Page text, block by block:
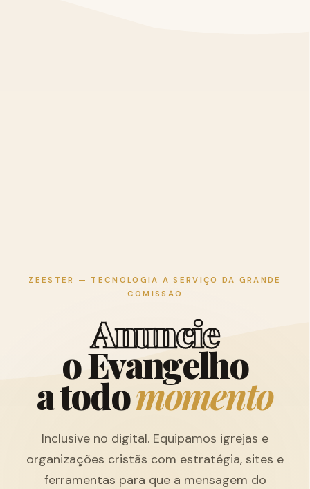
ZEESTER — TECNOLOGIA A SERVIÇO DA GRANDE
COMISSÃO
Anuncie
oEvangelho
atodomomento
Inclusive no digital. Equipamos igrejas e
organizações cristãs com estratégia, sites e
ferramentas para que a mensagem do